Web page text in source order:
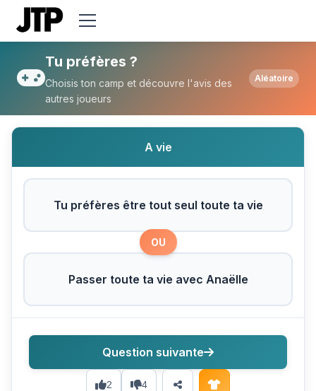
Tu préfères Tu préfères être tout seul
Tu préfères ?
Choisis ton camp et découvre l'avis des
autres joueurs
Aléatoire
A vie
Tu préfères être tout seul toute ta vie
OU
Passer toute ta vie avec Anaëlle
2 4
Question suivante